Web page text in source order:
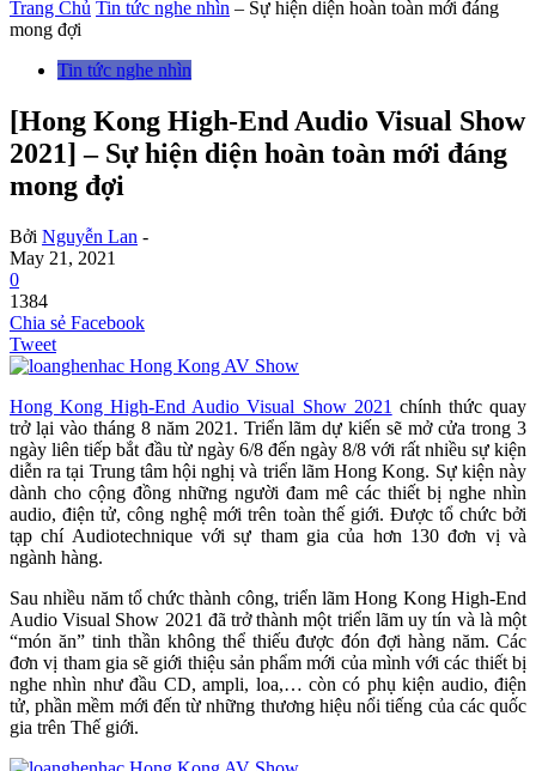
Trang Chủ Tin tức nghe nhìn – Sự hiện diện hoàn toàn mới đáng
mong đợi
Tin tức nghe nhìn
[Hong Kong High-End Audio Visual Show
2021] – Sự hiện diện hoàn toàn mới đáng
mong đợi
Bởi Nguyễn Lan -
May 21, 2021
0
1384
Chia sẻ Facebook
Tweet
Hong Kong High-End Audio Visual Show 2021 chính thức quay
trở lại vào tháng 8 năm 2021. Triển lãm dự kiến sẽ mở cửa trong 3
ngày liên tiếp bắt đầu từ ngày 6/8 đến ngày 8/8 với rất nhiều sự kiện
diễn ra tại Trung tâm hội nghị và triển lãm Hong Kong. Sự kiện này
dành cho cộng đồng những người đam mê các thiết bị nghe nhìn
audio, điện tử, công nghệ mới trên toàn thế giới. Được tổ chức bởi
tạp chí Audiotechnique với sự tham gia của hơn 130 đơn vị và
ngành hàng.
Sau nhiều năm tổ chức thành công, triển lãm Hong Kong High-End
Audio Visual Show 2021 đã trở thành một triển lãm uy tín và là một
“món ăn” tinh thần không thể thiếu được đón đợi hàng năm. Các
đơn vị tham gia sẽ giới thiệu sản phẩm mới của mình với các thiết bị
nghe nhìn như đầu CD, ampli, loa,… còn có phụ kiện audio, điện
tử, phần mềm mới đến từ những thương hiệu nổi tiếng của các quốc
gia trên Thế giới.